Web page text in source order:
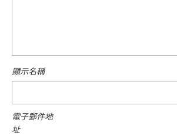
顯示名稱
電子郵件地
址